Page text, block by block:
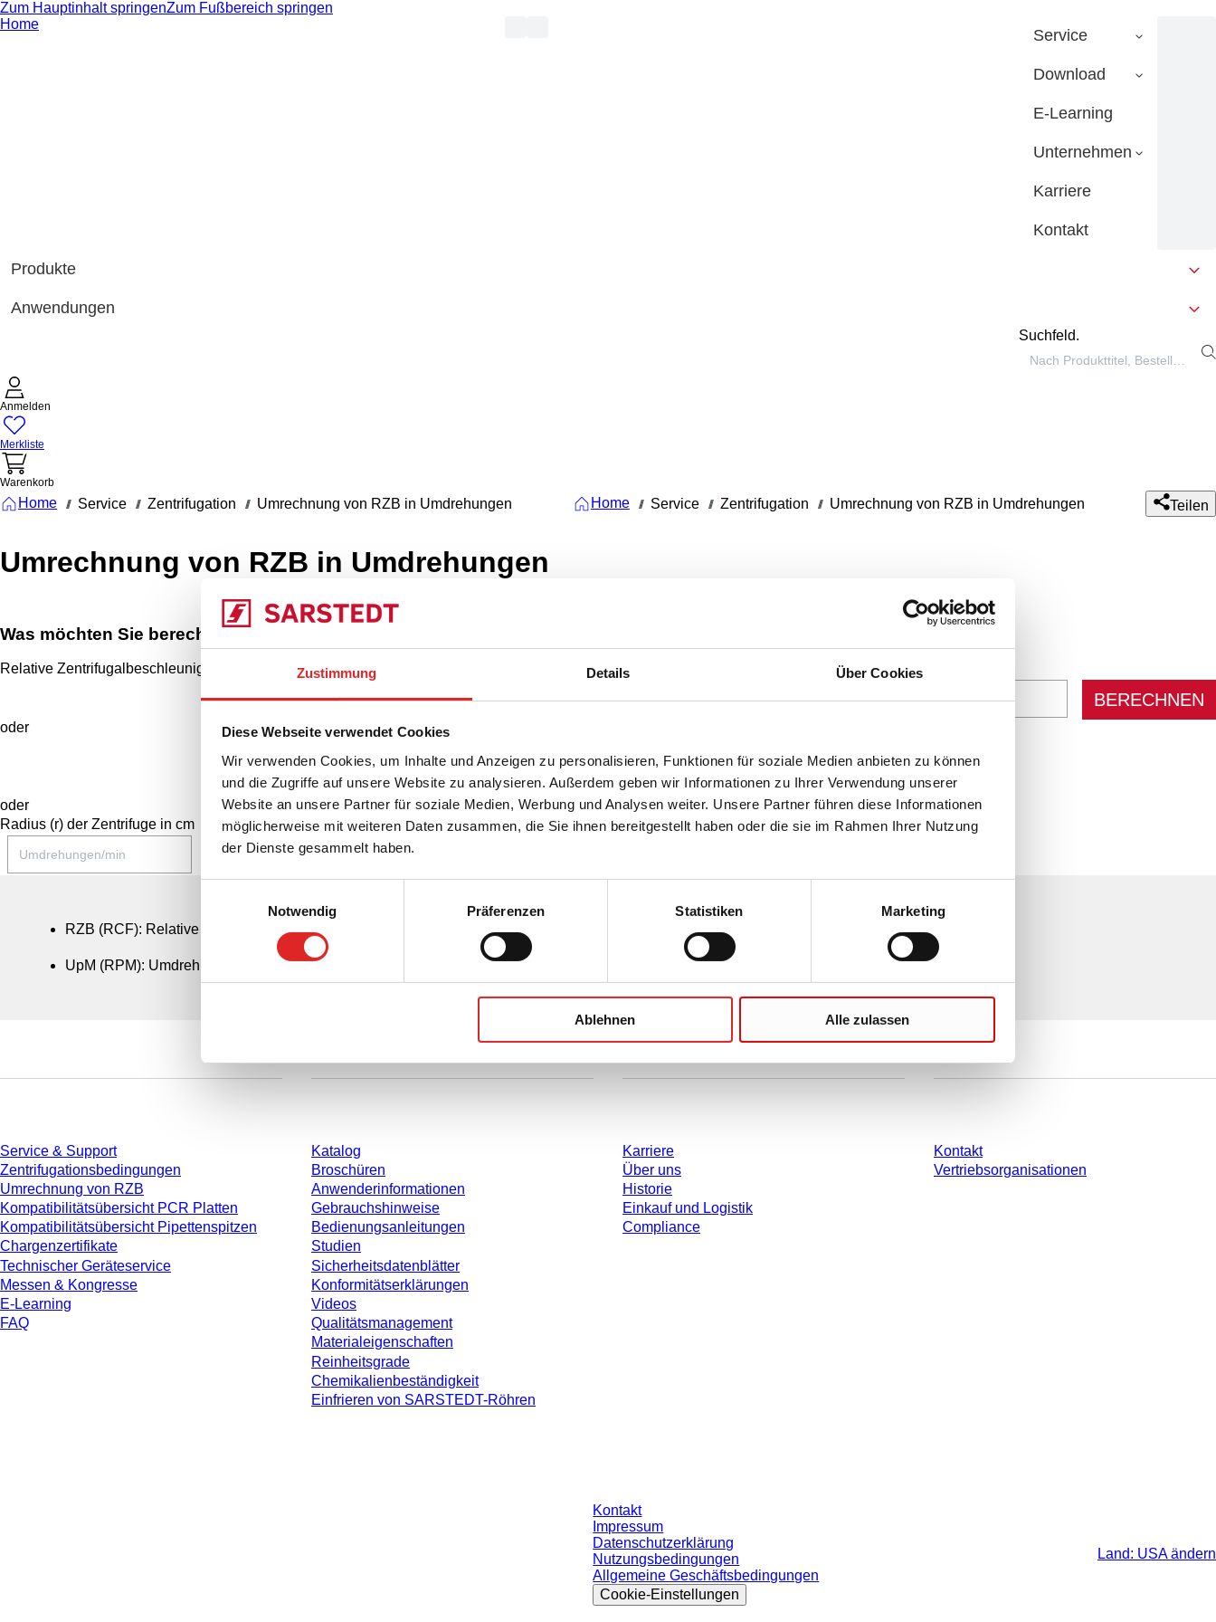
Zustimmung Details Über Cookies
Diese Webseite verwendet Cookies
Wir verwenden Cookies, um Inhalte und Anzeigen zu personalisieren, Funktionen für soziale Medien anbieten zu können
und die Zugriffe auf unsere Website zu analysieren. Außerdem geben wir Informationen zu Ihrer Verwendung unserer
Website an unsere Partner für soziale Medien, Werbung und Analysen weiter. Unsere Partner führen diese Informationen
möglicherweise mit weiteren Daten zusammen, die Sie ihnen bereitgestellt haben oder die sie im Rahmen Ihrer Nutzung
der Dienste gesammelt haben.
Notwendig
Präferenzen Statistiken Marketing
Ablehnen Alle zulassen
Zum Hauptinhalt springenZum Fußbereich springen
Home
Service
Download
E-Learning
Unternehmen
Karriere
Kontakt
Produkte
Anwendungen
Suchfeld.
Anmelden
Merkliste
Warenkorb
Home /// Service /// Zentrifugation /// Umrechnung von RZB in Umdrehungen Home /// Service /// Zentrifugation /// Umrechnung von RZB in Umdrehungen Teilen
Umrechnung von RZB in Umdrehungen
Was möchten Sie berechnen lassen?
Relative Zentrifugalbeschleunigung RZB (g-Zahl)
BERECHNEN
oder
BERECHNEN
oder
Radius (r) der Zentrifuge in cm
RZB (RCF): Relative Zentrifugalbeschleunigung (g-Zahl), RCF: relative centrifugal force
UpM (RPM): Umdrehungen pro Minute (U/min) = Drehzahl n, RPM: revolutions per minute
Service & Support
Zentrifugationsbedingungen
Umrechnung von RZB
Kompatibilitätsübersicht PCR Platten
Kompatibilitätsübersicht Pipettenspitzen
Chargenzertifikate
Technischer Geräteservice
Messen & Kongresse
E-Learning
FAQ
Katalog
Broschüren
Anwenderinformationen
Gebrauchshinweise
Bedienungsanleitungen
Studien
Sicherheitsdatenblätter
Konformitätserklärungen
Videos
Qualitätsmanagement
Materialeigenschaften
Reinheitsgrade
Chemikalienbeständigkeit
Einfrieren von SARSTEDT-Röhren
Karriere
Über uns
Historie
Einkauf und Logistik
Compliance
Kontakt
Vertriebsorganisationen
Kontakt
Impressum
Datenschutzerklärung
Nutzungsbedingungen
Allgemeine Geschäftsbedingungen
Cookie-Einstellungen
Land: USA ändern